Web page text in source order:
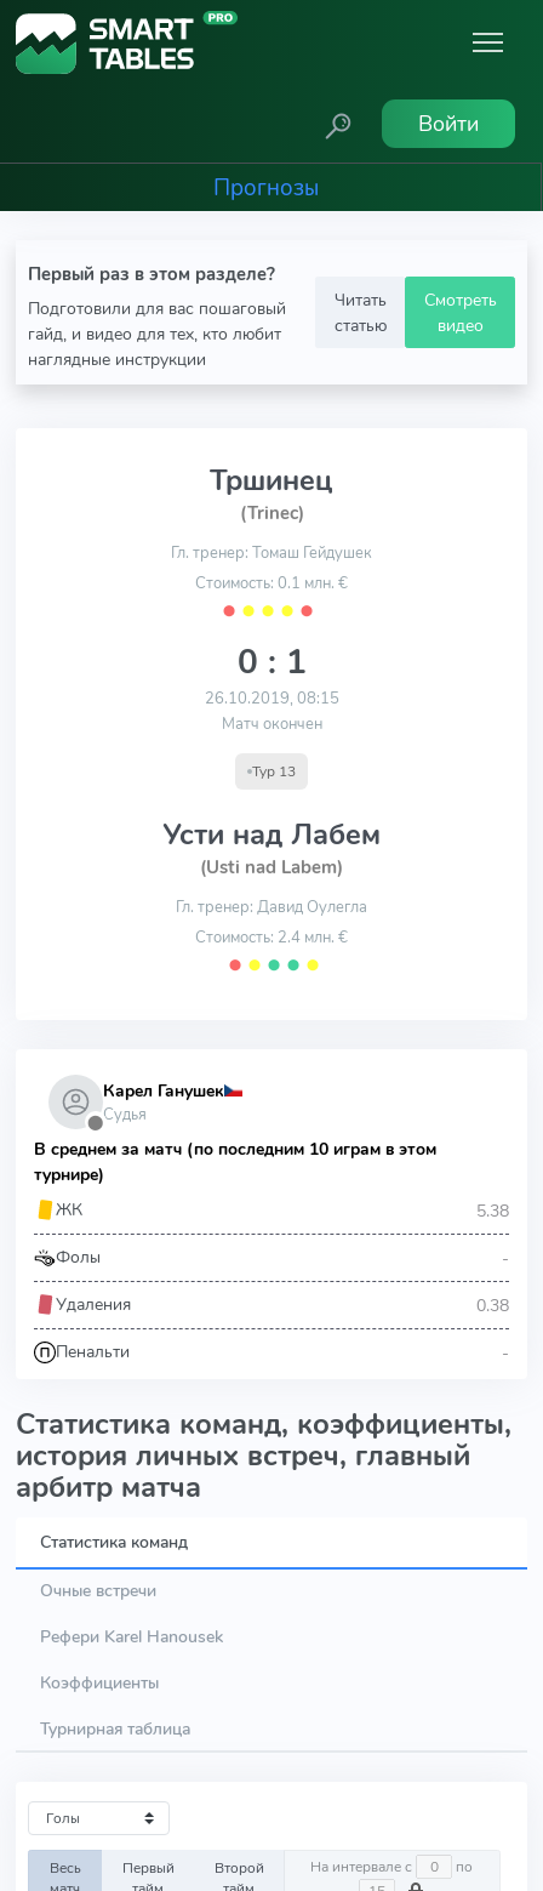
Войти
Прогнозы
Первый раз в этом разделе?
Подготовили для вас пошаговый
гайд, и видео для тех, кто любит
наглядные инструкции
Читать
статью
Смотреть
видео
Тршинец
(Trinec)
Гл. тренер: Томаш Гейдушек
Стоимость: 0.1 млн. €
⬤ ⬤ ⬤ ⬤ ⬤
0 : 1
26.10.2019, 08:15
Матч окончен
Тур 13
Усти над Лабем
(Usti nad Labem)
Гл. тренер: Давид Оулегла
Стоимость: 2.4 млн. €
⬤ ⬤ ⬤ ⬤ ⬤
⬤
Карел Ганушек
Судья
В среднем за матч (по последним 10 играм в этом
турнире)
ЖК
5.38
Фолы -
Удаления 0.38
Пенальти -
Статистика команд, коэффициенты,
история личных встреч, главный
арбитр матча
Статистика команд
Очные встречи
Рефери Karel Hanousek
Коэффициенты
Турнирная таблица
Весь
Первый
Второй
На интервале с по